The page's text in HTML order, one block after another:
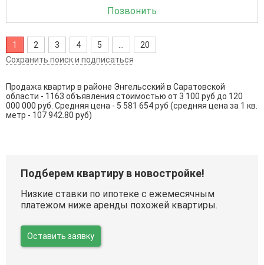
Позвонить
1 2 3 4 5
20
Сохранить поиск и подписаться
Продажа квартир в районе Энгельсский в Саратовской
области - 1163 объявления стоимостью от 3 100 руб до 120
000 000 руб. Средняя цена - 5 581 654 руб (средняя цена за 1 кв.
метр - 107 942.80 руб)
Подберем квартиру в новостройке!
Низкие ставки по ипотеке с ежемесячным
платежом ниже аренды похожей квартиры.
Оставить заявку